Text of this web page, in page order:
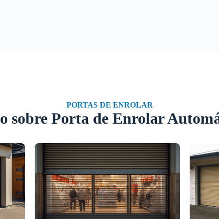
PORTAS DE ENROLAR
sobre Porta de Enrolar